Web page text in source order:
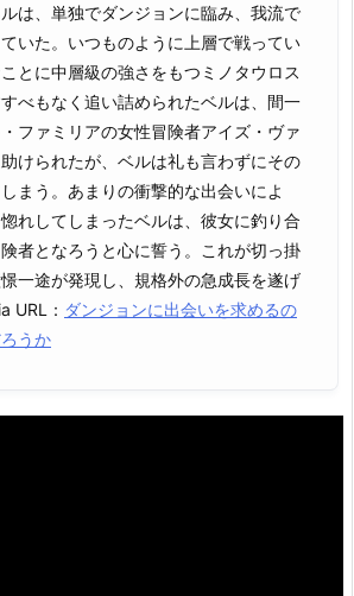
は、単独でダンジョンに臨み、我流で
いた。いつものように上層で戦ってい
とに中層級の強さをもつミノタウロス
べもなく追い詰められたベルは、間一
ファミリアの女性冒険者アイズ・ヴァ
けられたが、ベルは礼も言わずにその
まう。あまりの衝撃的な出会いによ
れしてしまったベルは、彼女に釣り合
者となろうと心に誓う。これが切っ掛
一途が発現し、規格外の急成長を遂げ
URL： ダンジョンに出会いを求めるの
うか